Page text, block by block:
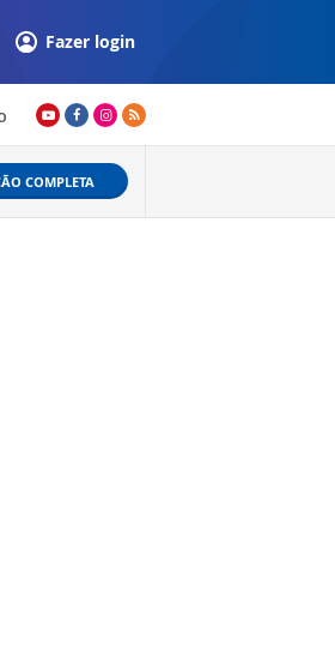
Fazer login
COMPLETA